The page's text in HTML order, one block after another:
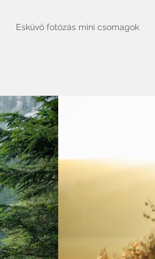
Esküvő fotózás mini csomagok